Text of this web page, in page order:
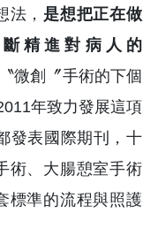
法， 是想把正在做
精進對病人的
微創〞手術的下個
年致力發展這項
發表國際期刊，十
術、大腸憩室手術
標準的流程與照護